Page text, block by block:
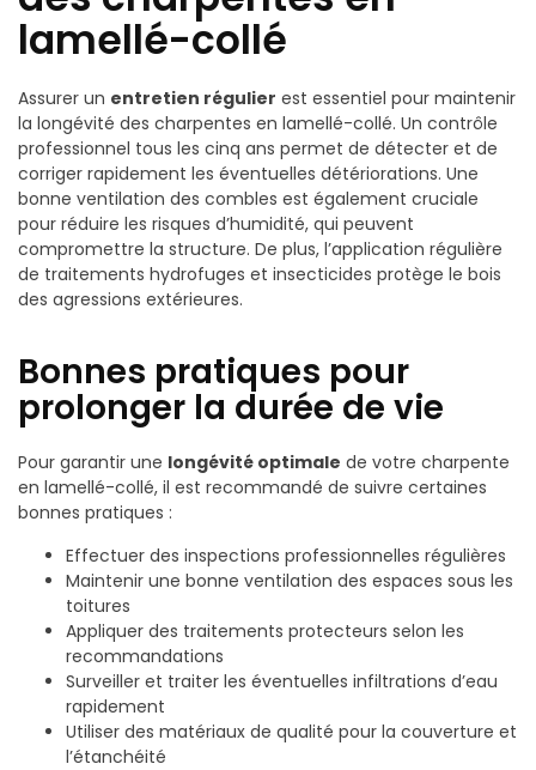
lamellé-collé
Assurer un entretien régulier est essentiel pour maintenir
la longévité des charpentes en lamellé-collé. Un contrôle
professionnel tous les cinq ans permet de détecter et de
corriger rapidement les éventuelles détériorations. Une
bonne ventilation des combles est également cruciale
pour réduire les risques d’humidité, qui peuvent
compromettre la structure. De plus, l’application régulière
de traitements hydrofuges et insecticides protège le bois
des agressions extérieures.
Bonnes pratiques pour
prolonger la durée de vie
Pour garantir une longévité optimale de votre charpente
en lamellé-collé, il est recommandé de suivre certaines
bonnes pratiques :
Effectuer des inspections professionnelles régulières
Maintenir une bonne ventilation des espaces sous les
toitures
Appliquer des traitements protecteurs selon les
recommandations
Surveiller et traiter les éventuelles infiltrations d’eau
rapidement
Utiliser des matériaux de qualité pour la couverture et
l’étanchéité